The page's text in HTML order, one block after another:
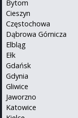
Bytom
Cieszyn
Częstochowa
Dąbrowa Górnicza
Elbląg
Ełk
Gdańsk
Gdynia
Gliwice
Jaworzno
Katowice